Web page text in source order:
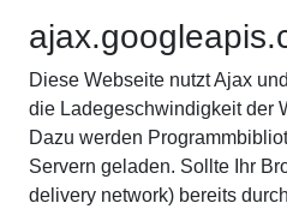
Diese Webseite nutzt Ajax
die Ladegeschwindigkeit der
Dazu werden
Servern geladen. Sollte Ihr
delivery network) bereits